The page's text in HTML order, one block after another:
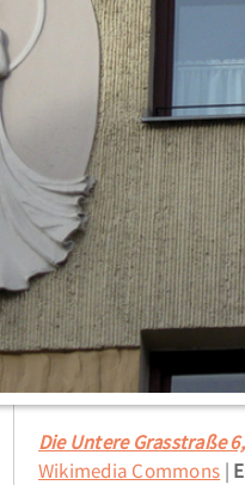
Die Untere Grasstraße
Wikimedia Commons